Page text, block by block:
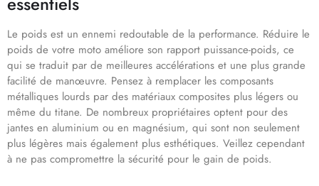
Le poids est un ennemi redoutable de la performance. Réduire le
poids de votre moto améliore son rapport puissance-poids, ce
qui se traduit par de meilleures accélérations et une plus grande
facilité de manœuvre. Pensez à remplacer les composants
métalliques lourds par des matériaux composites plus légers ou
même du titane. De nombreux propriétaires optent pour des
jantes en aluminium ou en magnésium, qui sont non seulement
plus légères mais également plus esthétiques. Veillez cependant
à ne pas compromettre la sécurité pour le gain de poids.